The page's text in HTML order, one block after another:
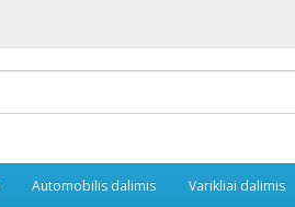
Automobilis dalimis Varikliai dalimis